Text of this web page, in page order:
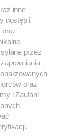
powielany i
sposób (w
polu
w
użycie lub
prawa,
kary i może być
inne
dostęp i
oraz
przez
oraz
i Zaufani